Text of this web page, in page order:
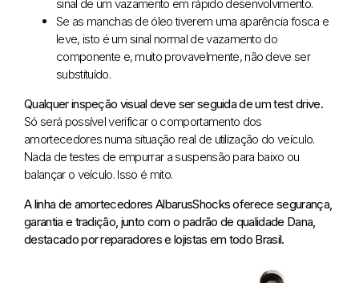
sinal de um vazamento em rápido desenvolvimento.
Se as manchas de óleo tiverem uma aparência fosca e
leve, isto é um sinal normal de vazamento do
componente e, muito provavelmente, não deve ser
substituído.
Qualquer inspeção visual deve ser seguida de um test drive.
Só será possível verificar o comportamento dos
amortecedores numa situação real de utilização do veículo.
Nada de testes de empurrar a suspensão para baixo ou
balançar o veículo. Isso é mito.
A linha de amortecedores AlbarusShocks oferece segurança,
garantia e tradição, junto com o padrão de qualidade Dana,
destacado por reparadores e lojistas em todo Brasil.